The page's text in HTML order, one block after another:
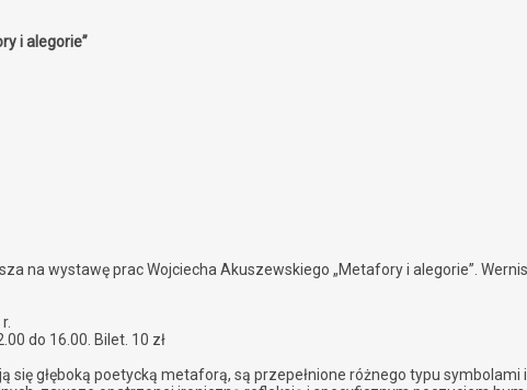
i alegorie”
na wystawę prac Wojciecha Akuszewskiego „Metafory i alegorie”.
do 16.00. Bilet. 10 zł
się głęboką poetycką metaforą, są przepełnione różnego typu